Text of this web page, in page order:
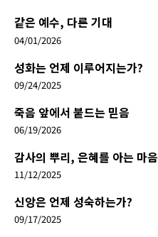
같은 예수, 다른 기대
04/01/2026
성화는 언제 이루어지는가?
09/24/2025
죽음 앞에서 붙드는 믿음
06/19/2026
감사의 뿌리, 은혜를 아는 마음
11/12/2025
신앙은 언제 성숙하는가?
09/17/2025